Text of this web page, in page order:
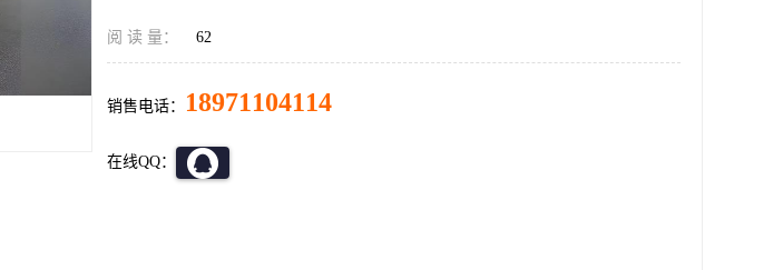
阅 读 量： 62
销售电话： 18971104114
在线QQ：